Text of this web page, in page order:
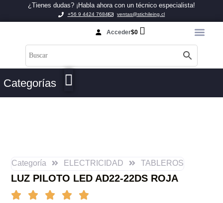
¿Tienes dudas? ¡Habla ahora con un técnico especialista!
+56 9 4424 7684 ventas@stichileing.cl
Acceder$0
Categorías
Categoría ELECTRICIDAD TABLEROS
LUZ PILOTO LED AD22-22DS ROJA